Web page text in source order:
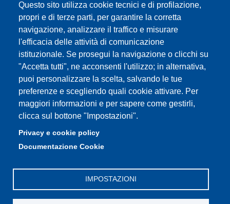
Questo sito utilizza cookie tecnici e di profilazione,
propri e di terze parti, per garantire la corretta
navigazione, analizzare il traffico e misurare
l'efficacia delle attività di comunicazione
istituzionale. Se prosegui la navigazione o clicchi su
"Accetta tutti", ne acconsenti l'utilizzo; in alternativa,
puoi personalizzare la scelta, salvando le tue
preferenze e scegliendo quali cookie attivare. Per
maggiori informazioni e per sapere come gestirli,
clicca sul bottone "Impostazioni".
Privacy e cookie policy
Documentazione Cookie
IMPOSTAZIONI
Partita IVA: 00427620364
e-mail: urp@unimore.it
PEC: primo contatto: urp@pec.unimore.it
Indirizzo ReGIndE per notifica Atti Processuali:
direzionelegale@pec.unimore.it
Sede di Modena: Via Università 4, 41121 Modena, Tel. 059
2056511 - Fax 059 245156
Sede di Reggio Emilia: Viale A. Allegri 9, 42121 Reggio
Emilia, Tel. 0522 523041 - Fax 0522 523045